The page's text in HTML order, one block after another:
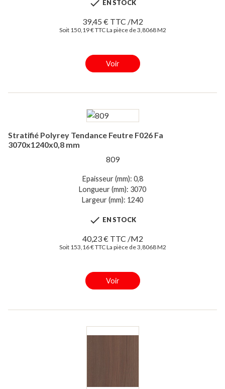
 EN STOCK
39,45 € TTC /M2
Soit 150,19 € TTC La pièce de 3,8068 M2
Voir
Stratifié Polyrey Tendance Feutre F026 Fa
3070x1240x0,8 mm
809
Epaisseur (mm): 0,8
Longueur (mm): 3070
Largeur (mm): 1240
 EN STOCK
40,23 € TTC /M2
Soit 153,16 € TTC La pièce de 3,8068 M2
Voir